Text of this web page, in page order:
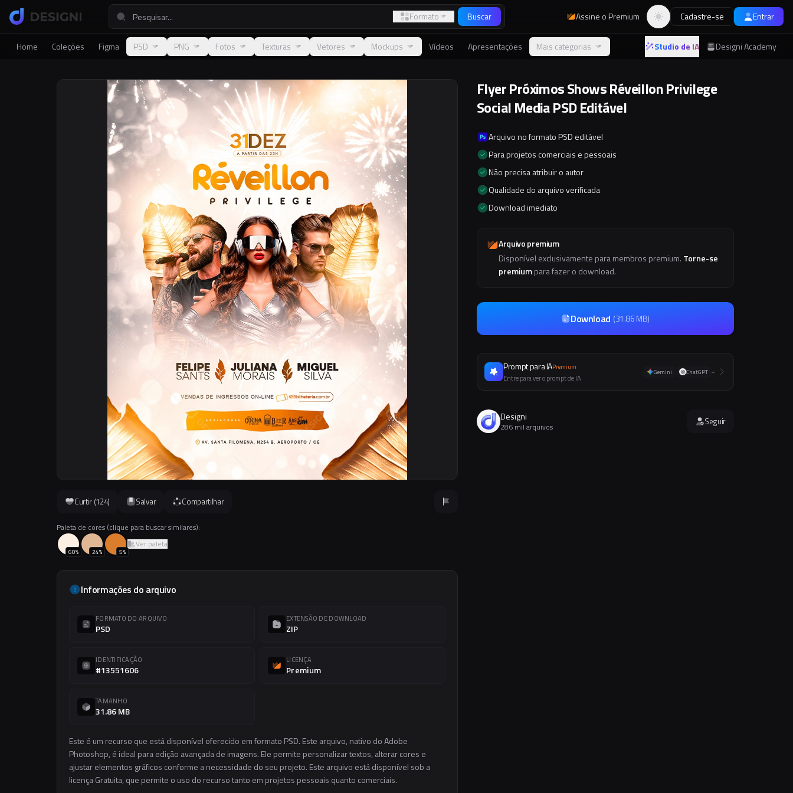
Formato Buscar Assine o Premium Alternar tema
Cadastre-se Entrar
Home Coleções Figma PSD PNG Fotos Texturas Vetores Mockups Vídeos Apresentações Mais categorias Studio de IA Designi Academy
Curtir (124) Salvar Compartilhar
Paleta de cores (clique para buscar similares):
60% 24% 5%
Ver paleta
Informações do arquivo
FORMATO DO ARQUIVO
PSD
EXTENSÃO DE DOWNLOAD
ZIP
IDENTIFICAÇÃO
#13551606
LICENÇA
Premium
TAMANHO
31.86 MB
Este é um recurso que está disponível oferecido em formato PSD. Este arquivo, nativo do Adobe
Photoshop, é ideal para edição avançada de imagens. Ele permite personalizar textos, alterar cores e
ajustar elementos gráficos conforme a necessidade do seu projeto. Este arquivo está disponível sob a
licença Gratuita, que permite o uso do recurso tanto em projetos pessoais quanto comerciais.
Flyer Próximos Shows Réveillon Privilege
Social Media PSD Editável
Arquivo no formato PSD editável
Para projetos comerciais e pessoais
Não precisa atribuir o autor
Qualidade do arquivo verificada
Download imediato
Arquivo premium
Disponível exclusivamente para membros premium. Torne-se
premiumpara fazer o download.
Download (31.86 MB)
Prompt para IAPremium
Entre para ver o prompt de IA
Gemini ChatGPT +
Designi
286 mil arquivos Seguir